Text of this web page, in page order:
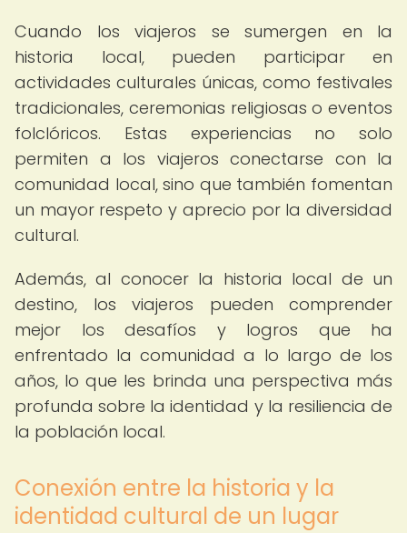
Cuando los viajeros se sumergen en la
historia local, pueden participar en
actividades culturales únicas, como festivales
tradicionales, ceremonias religiosas o eventos
folclóricos. Estas experiencias no solo
permiten a los viajeros conectarse con la
comunidad local, sino que también fomentan
un mayor respeto y aprecio por la diversidad
cultural.
Además, al conocer la historia local de un
destino, los viajeros pueden comprender
mejor los desafíos y logros que ha
enfrentado la comunidad a lo largo de los
años, lo que les brinda una perspectiva más
profunda sobre la identidad y la resiliencia de
la población local.
Conexión entre la historia y la
identidad cultural de un lugar